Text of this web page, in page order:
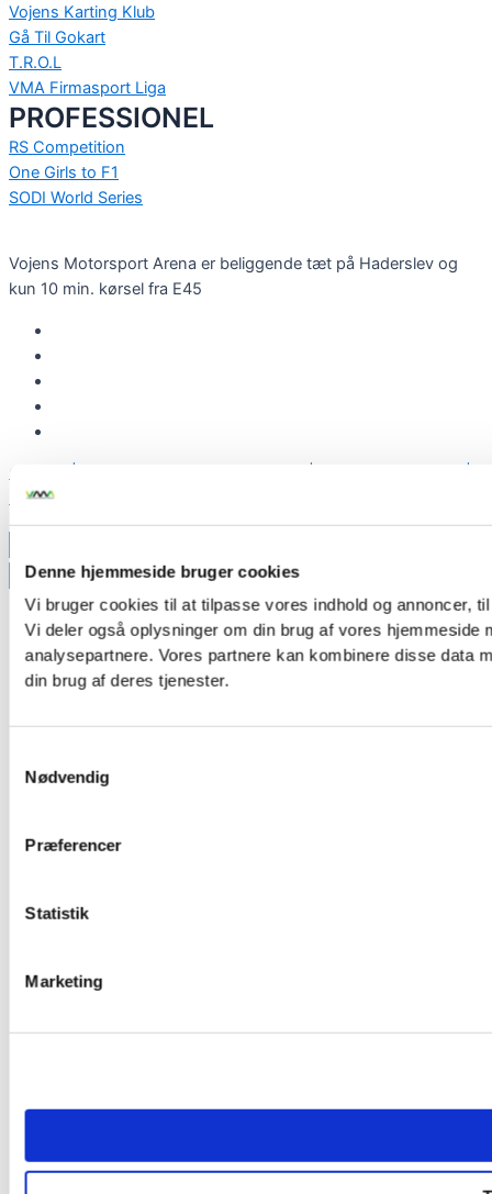
Denne hjemmeside bruger cookies
Vi bruger cookies til at tilpasse vores indhold og annoncer,
Vi deler også oplysninger om din brug af vores
analysepartnere. Vores partnere kan kombinere disse data
din brug af deres tjenester.
Nødvendig
Præferencer
Statistik
Marketing
Vojens Karting Klub
Gå Til Gokart
T.R.O.L
VMA Firmasport Liga
PROFESSIONEL
RS Competition
One Girls to F1
SODI World Series
Vojens Motorsport Arena er beliggende tæt på Haderslev og
kun 10 min. kørsel fra E45
© 2026 | Vojens Motorsport Arena ApS | All Rights Reserved |
Designed By Pokal Danmark